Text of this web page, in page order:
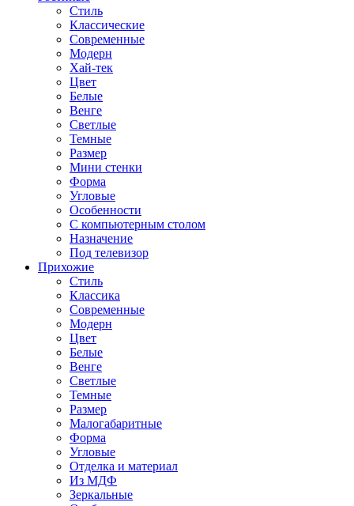
Стиль
Классические
Современные
Модерн
Хай-тек
Цвет
Белые
Венге
Светлые
Темные
Размер
Мини стенки
Форма
Угловые
Особенности
С компьютерным столом
Назначение
Под телевизор
Прихожие
Стиль
Классика
Современные
Модерн
Цвет
Белые
Венге
Светлые
Темные
Размер
Малогабаритные
Форма
Угловые
Отделка и материал
Из МДФ
Зеркальные